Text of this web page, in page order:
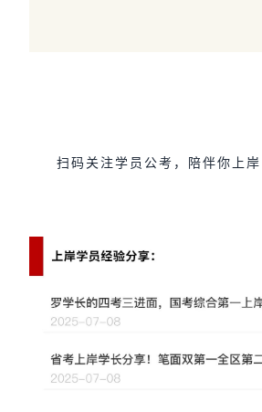
扫码关注学员公考，陪伴你上岸